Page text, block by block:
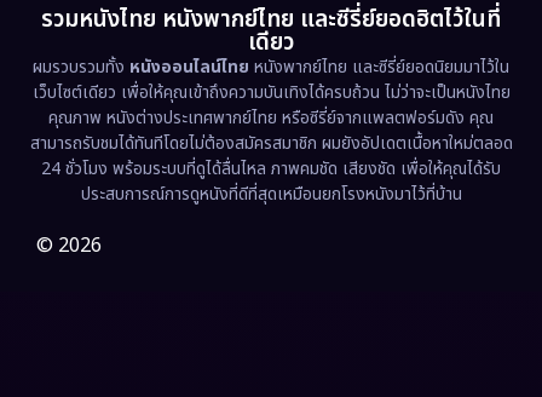
Family ครอบครัว (363)
Fantasy จินตนาการ (326)
Fiction (9)
Film (57)
Gothic
รวมหนังไทย หนังพากย์ไทย และซีรี่ย์ยอดฮิตไว้ในที่
เดียว
ผมรวบรวมทั้ง หนังออนไลน์ไทย หนังพากย์ไทย และซีรี่ย์ยอดนิยมมาไว้ใน
เว็บไซต์เดียว เพื่อให้คุณเข้าถึงความบันเทิงได้ครบถ้วน ไม่ว่าจะเป็นหนังไทย
คุณภาพ หนังต่างประเทศพากย์ไทย หรือซีรี่ย์จากแพลตฟอร์มดัง คุณ
สามารถรับชมได้ทันทีโดยไม่ต้องสมัครสมาชิก ผมยังอัปเดตเนื้อหาใหม่ตลอด
24 ชั่วโมง พร้อมระบบที่ดูได้ลื่นไหล ภาพคมชัด เสียงชัด เพื่อให้คุณได้รับ
ประสบการณ์การดูหนังที่ดีที่สุดเหมือนยกโรงหนังมาไว้ที่บ้าน
© 2026